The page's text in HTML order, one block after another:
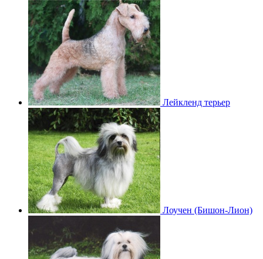
Лейкленд терьер
Лоучен (Бишон-Лион)